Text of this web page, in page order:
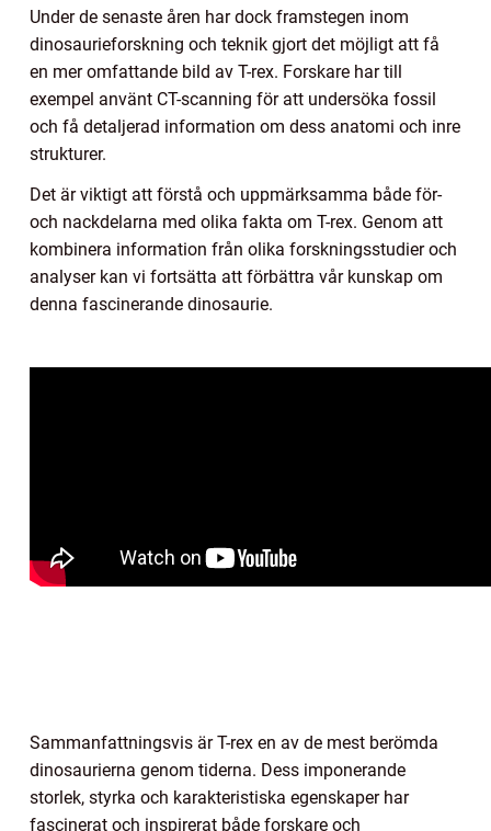
Under de senaste åren har dock framstegen inom
dinosaurieforskning och teknik gjort det möjligt att få
en mer omfattande bild av T-rex. Forskare har till
exempel använt CT-scanning för att undersöka fossil
och få detaljerad information om dess anatomi och inre
strukturer.
Det är viktigt att förstå och uppmärksamma både för-
och nackdelarna med olika fakta om T-rex. Genom att
kombinera information från olika forskningsstudier och
analyser kan vi fortsätta att förbättra vår kunskap om
denna fascinerande dinosaurie.
Sammanfattningsvis är T-rex en av de mest berömda
dinosaurierna genom tiderna. Dess imponerande
storlek, styrka och karakteristiska egenskaper har
fascinerat och inspirerat både forskare och